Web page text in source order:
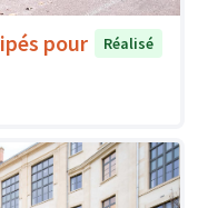
pour
Réalisé